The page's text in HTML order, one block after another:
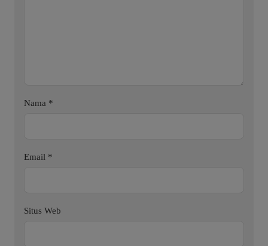
Nama *
Email *
Situs Web